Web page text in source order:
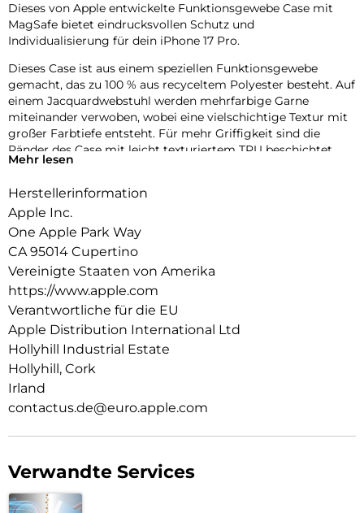
Dieses von Apple entwickelte Funktions­gewebe Case mit
MagSafe bietet eindrucks­vollen Schutz und
Individualisierung für dein iPhone 17 Pro.
Dieses Case ist aus einem speziellen Funktions­gewebe
gemacht, das zu 100 % aus recyceltem Polyester besteht. Auf
einem Jacquard­webstuhl werden mehrfarbige Garne
miteinander verwoben, wobei eine vielschichtige Textur mit
großer Farbtiefe entsteht. Für mehr Griffigkeit sind die
Ränder des Case mit leicht texturiertem TPU beschichtet.
Die Tasten aus elegantem eloxiertem Aluminium sorgen für
Mit zwei Verbindungs­punkten lässt sich dieses Case sicher
am Crossbody Band befestigen. So kannst du dein iPhone
entspannt freihändig tragen.
Mit integrierten Magneten, die sich perfekt am iPhone 17 Pro
ausrichten, hält das Case ganz einfach und sorgt für
schnelleres kabel­loses Laden. Lass dein iPhone beim Laden
einfach im Case und docke dein MagSafe Ladegerät an oder
leg es auf dein Qi2.2 oder Qi zertifiziertes Ladegerät.
Wie jedes von Apple entwickelte Case durchläuft es im Laufe
des Design‑ und Fertigungs­prozesses Tausende von
Teststunden. Deshalb sieht es nicht nur großartig aus,
sondern ist auch dafür gemacht, dein iPhone vor Kratzern
Mehr lesen
Herstellerinformation
Apple Inc.
One Apple Park Way
CA 95014 Cupertino
Vereinigte Staaten von Amerika
https://www.apple.com
Verantwortliche für die EU
Apple Distribution International Ltd
Hollyhill Industrial Estate
Hollyhill, Cork
Irland
contactus.de@euro.apple.com
Verwandte Services